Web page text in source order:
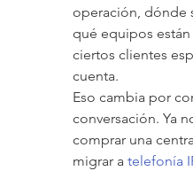
operación, dónde
qué equipos
ciertos clientes
cuenta.
Eso cambia por
conversación. Ya
comprar una
migrar a telefonía